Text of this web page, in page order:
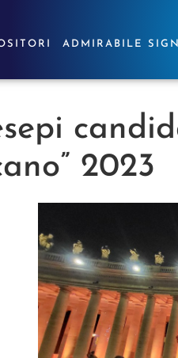
ADMIRABILE
2023